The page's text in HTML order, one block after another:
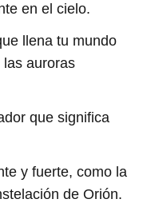
en el cielo.
llena tu mundo
auroras
que significa
y fuerte, como la
de Orión.